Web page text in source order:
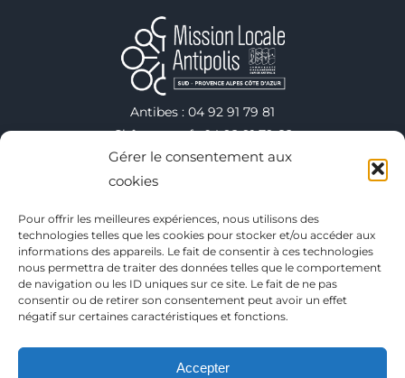
Gérer le consentement aux
cookies
Pour offrir les meilleures expériences, nous utilisons des
technologies telles que les cookies pour stocker et/ou accéder aux
informations des appareils. Le fait de consentir à ces technologies
nous permettra de traiter des données telles que le comportement
de navigation ou les ID uniques sur ce site. Le fait de ne pas
consentir ou de retirer son consentement peut avoir un effet
négatif sur certaines caractéristiques et fonctions.
Accepter
Antibes : 04 92 91 79 81
Châteauneuf : 04 92 91 79 82
Valbonne : 04 92 91 79 75
Vallauris : 04 92 38 40 00
Copyright 2025
Conditions générales d’utilisation
Mentions Légales